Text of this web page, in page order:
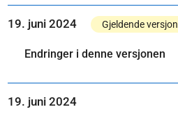
19. juni 2024 Gjeldende versjon
Endringer i denne versjonen
19. juni 2024